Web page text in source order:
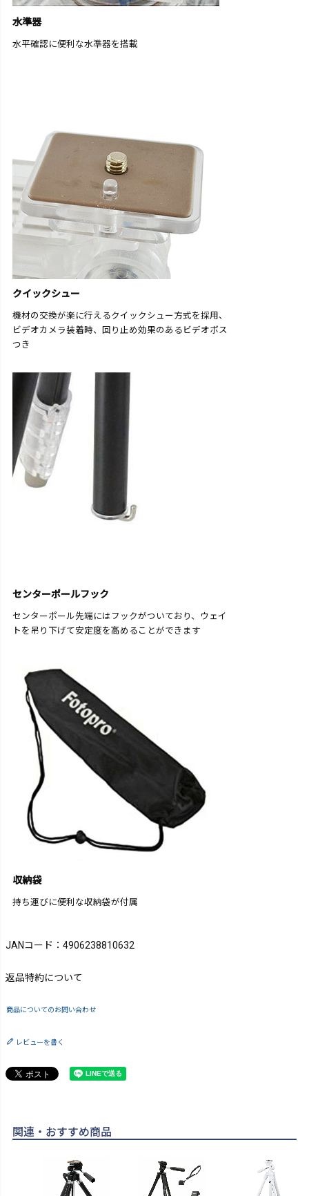
水準器
水平確認に便利な水準器を搭載
クイックシュー
機材の交換が楽に行えるクイックシュー方式を採用、
ビデオカメラ装着時、回り止め効果のあるビデオボス
つき
センターポールフック
センターポール先端にはフックがついており、ウェイ
トを吊り下げて安定度を高めることができます
収納袋
持ち運びに便利な収納袋が付属
JANコード：4906238810632
返品特約について
商品についてのお問い合わせ
レビューを書く
関連・おすすめ商品